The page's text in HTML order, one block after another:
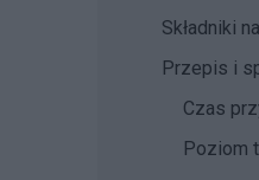
Składniki
Przepis i
Czas
Poziom